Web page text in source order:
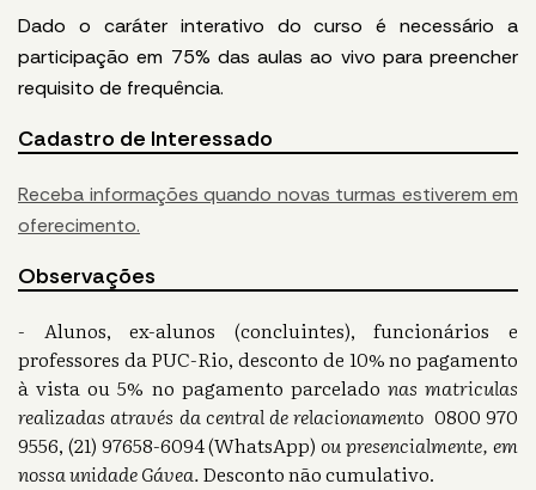
Dado o caráter interativo do curso é necessário a
participação em 75% das aulas ao vivo para preencher
requisito de frequência.
Cadastro de Interessado
Receba informações quando novas turmas estiverem em
oferecimento.
Observações
- Alunos, ex-alunos (concluintes), funcionários e
professores da PUC-Rio, desconto de 10% no pagamento
à vista ou 5% no pagamento parcelado nas matriculas
realizadas através da central de relacionamento 0800 970
9556, (21) 97658-6094 (WhatsApp)ou presencialmente, em
nossa unidade Gávea.Desconto não cumulativo.